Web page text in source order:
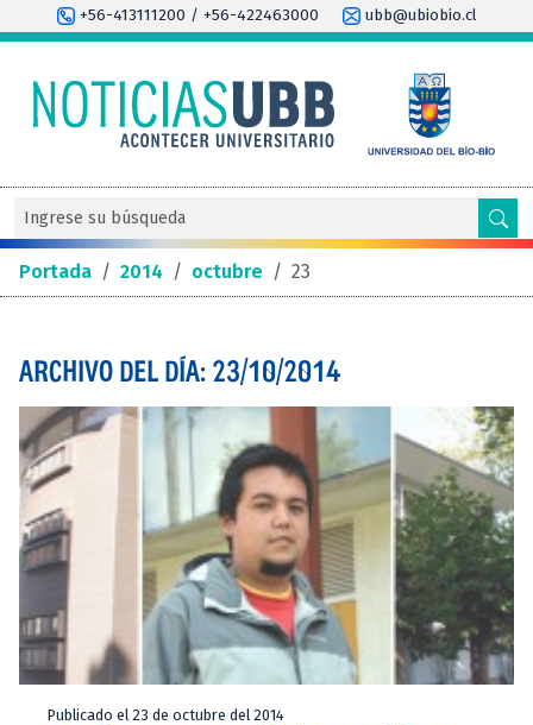
+56-413111200 / +56-422463000 ubb@ubiobio.cl
Portada / 2014 / octubre / 23
ARCHIVO DEL DÍA: 23/10/2014
Publicado el 23 de octubre del 2014